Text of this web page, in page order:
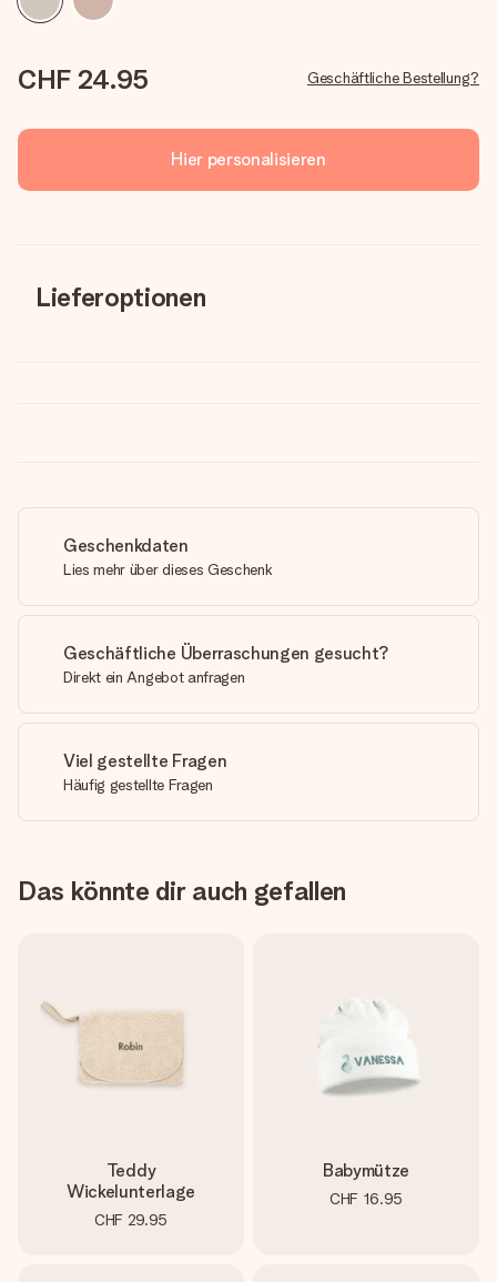
CHF 24.95 Geschäftliche Bestellung?
Hier personalisieren
Lieferoptionen
Geschenkdaten
Lies mehr über dieses Geschenk
Geschäftliche Überraschungen gesucht?
Direkt ein Angebot anfragen
Viel gestellte Fragen
Häufig gestellte Fragen
Das könnte dir auch gefallen
Teddy
Wickelunterlage
CHF 29.95
Babymütze
CHF 16.95